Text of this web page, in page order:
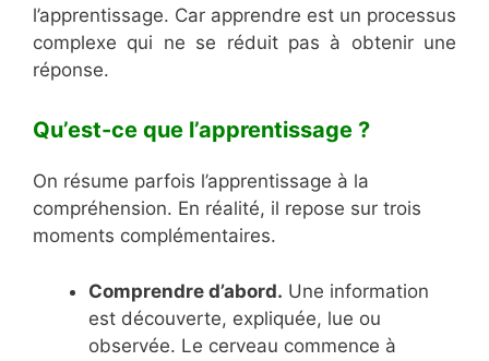
l’apprentissage. Car apprendre est un processus
complexe qui ne se réduit pas à obtenir une
réponse.
Qu’est-ce que l’apprentissage ?
On résume parfois l’apprentissage à la
compréhension. En réalité, il repose sur trois
moments complémentaires.
Comprendre d’abord. Une information
est découverte, expliquée, lue ou
observée. Le cerveau commence à